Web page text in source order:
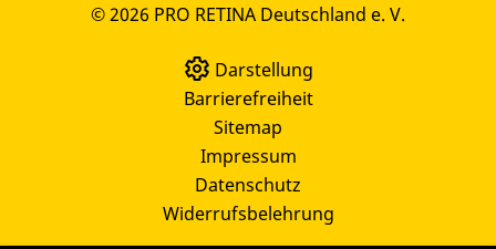
© 2026 PRO RETINA Deutschland e. V.
Darstellung
Barrierefreiheit
Sitemap
Impressum
Datenschutz
Widerrufsbelehrung